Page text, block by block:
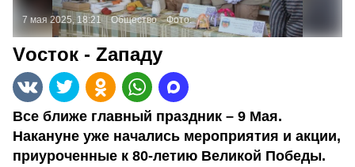
7 мая 2025, 18:21 Общество Фото:
Vосток - Zападу
Все ближе главный праздник – 9 Мая.
Накануне уже начались мероприятия и акции,
приуроченные к 80-летию Великой Победы.